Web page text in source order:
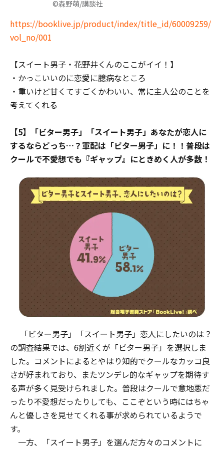
©森野萌/講談社
https://booklive.jp/product/index/title_id/60009259/
vol_no/001
【スイート男子・花野井くんのここがイイ！】
・かっこいいのに恋愛に臆病なところ
・重いけど甘くてすごくかわいい、常に主人公のことを
考えてくれる
【5】「ビター男子」「スイート男子」あなたが恋人に
するならどっち…？軍配は「ビター男子」に！！普段は
クールで不愛想でも『ギャップ』にときめく人が多数！
「ビター男子」「スイート男子」恋人にしたいのは？
の調査結果では、6割近くが「ビター男子」を選択しま
した。コメントによるとやはり知的でクールなカッコ良
さが好まれており、またツンデレ的なギャップを期待す
る声が多く見受けられました。普段はクールで意地悪だ
ったり不愛想だったりしても、ここぞという時にはちゃ
んと優しさを見せてくれる事が求められているようで
す。
一方、「スイート男子」を選んだ方々のコメントに